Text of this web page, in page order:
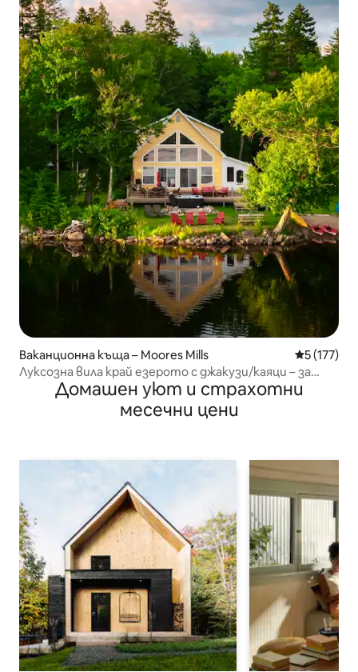
Ваканционна къща – Moores Mills Средна
5 (177)
Луксозна вила край езерото с джакузи/каяци – за
6 душиДомашен уют и страхотни
месечни цени